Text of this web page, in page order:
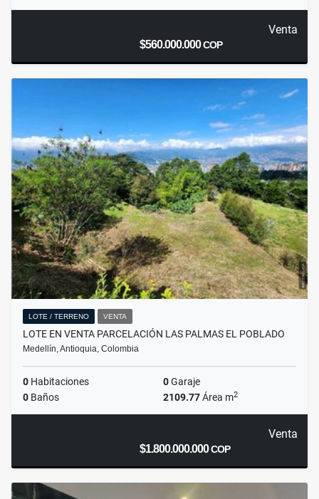
Venta
$560.000.000COP
LOTE / TERRENO VENTA
LOTE EN VENTA PARCELACIÓN LAS PALMAS EL POBLADO
Medellín, Antioquia, Colombia
0 Habitaciones 0Garaje
0 Baños 2109.77Área m2
Venta
$1.800.000.000COP